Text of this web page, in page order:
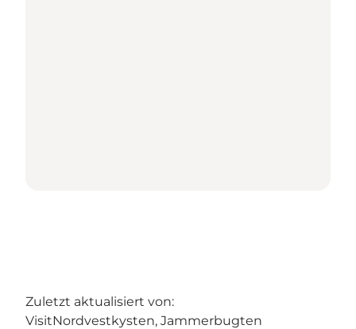
Zuletzt aktualisiert von:
VisitNordvestkysten, Jammerbugten